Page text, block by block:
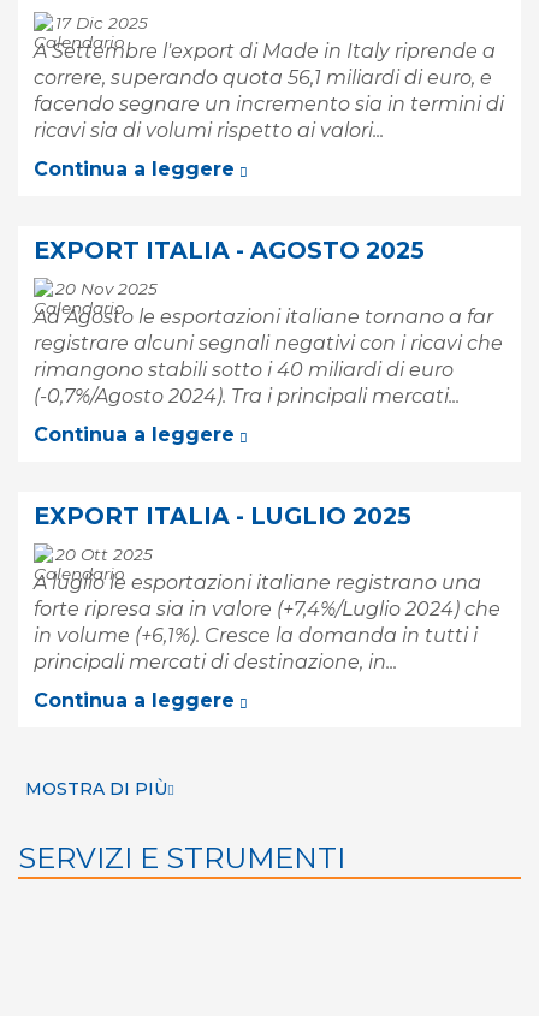
17 Dic 2025
A Settembre l'export di Made in Italy riprende a
correre, superando quota 56,1 miliardi di euro, e
facendo segnare un incremento sia in termini di
ricavi sia di volumi rispetto ai valori...
Continua a leggere
EXPORT ITALIA - AGOSTO 2025
20 Nov 2025
Ad Agosto le esportazioni italiane tornano a far
registrare alcuni segnali negativi con i ricavi che
rimangono stabili sotto i 40 miliardi di euro
(-0,7%/Agosto 2024). Tra i principali mercati...
Continua a leggere
EXPORT ITALIA - LUGLIO 2025
20 Ott 2025
A luglio le esportazioni italiane registrano una
forte ripresa sia in valore (+7,4%/Luglio 2024) che
in volume (+6,1%). Cresce la domanda in tutti i
principali mercati di destinazione, in...
Continua a leggere
MOSTRA DI PIÙ
SERVIZI E STRUMENTI